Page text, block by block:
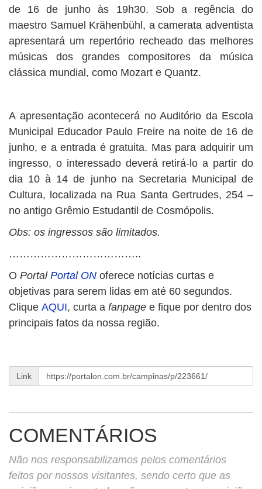
de 16 de junho às 19h30. Sob a regência do
maestro Samuel Krähenbühl, a camerata adventista
apresentará um repertório recheado das melhores
músicas dos grandes compositores da música
clássica mundial, como Mozart e Quantz.
A apresentação acontecerá no Auditório da Escola
Municipal Educador Paulo Freire na noite de 16 de
junho, e a entrada é gratuita. Mas para adquirir um
ingresso, o interessado deverá retirá-lo a partir do
dia 10 à 14 de junho na Secretaria Municipal de
Cultura, localizada na Rua Santa Gertrudes, 254 –
no antigo Grêmio Estudantil de Cosmópolis.
Obs: os ingressos são limitados.
………………………………..
O Portal Portal ON oferece notícias curtas e
objetivas para serem lidas em até 60 segundos.
Clique AQUI, curta a fanpage e fique por dentro dos
principais fatos da nossa região.
Link
COMENTÁRIOS
Não nos responsabilizamos pelos comentários
feitos por nossos visitantes, sendo certo que as